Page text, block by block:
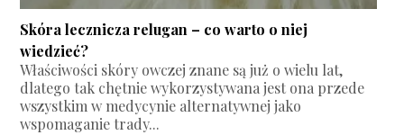
Skóra lecznicza relugan – co warto o niej
wiedzieć?
Właściwości skóry owczej znane są już o wielu lat,
dlatego tak chętnie wykorzystywana jest ona przede
wszystkim w medycynie alternatywnej jako
wspomaganie trady...